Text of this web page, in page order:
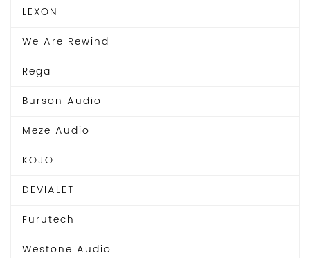
LEXON
We Are Rewind
Rega
Burson Audio
Meze Audio
KOJO
DEVIALET
Furutech
Westone Audio